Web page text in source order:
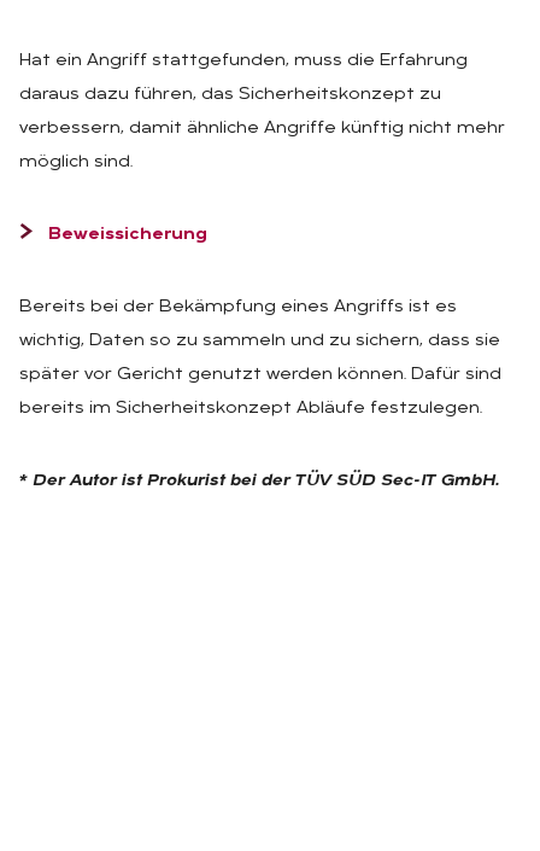
Hat ein Angriff stattgefunden, muss die Erfahrung
daraus dazu führen, das Sicherheitskonzept zu
verbessern, damit ähnliche Angriffe künftig nicht mehr
möglich sind.
Beweissicherung
Bereits bei der Bekämpfung eines Angriffs ist es
wichtig, Daten so zu sammeln und zu sichern, dass sie
später vor Gericht genutzt werden können. Dafür sind
bereits im Sicherheitskonzept Abläufe festzulegen.
* Der Autor ist Prokurist bei der TÜV SÜD Sec-IT GmbH.